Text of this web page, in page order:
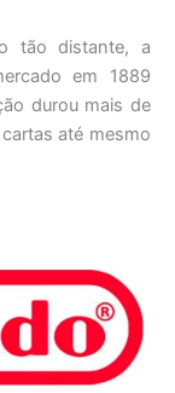
tão distante, a
em 1889
durou mais de
até mesmo